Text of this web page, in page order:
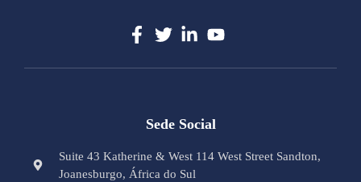
Sede Social
Suite 43 Katherine & West 114 West Street Sandton,
Joanesburgo, África do Sul